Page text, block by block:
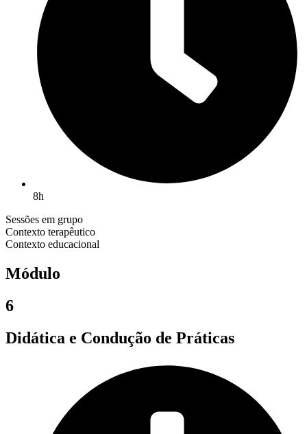
8h
Sessões em grupo
Contexto terapêutico
Contexto educacional
Módulo
6
Didática e Condução de Práticas